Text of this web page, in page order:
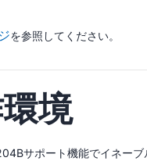
を参照してください。
境
サポート機能でイネー